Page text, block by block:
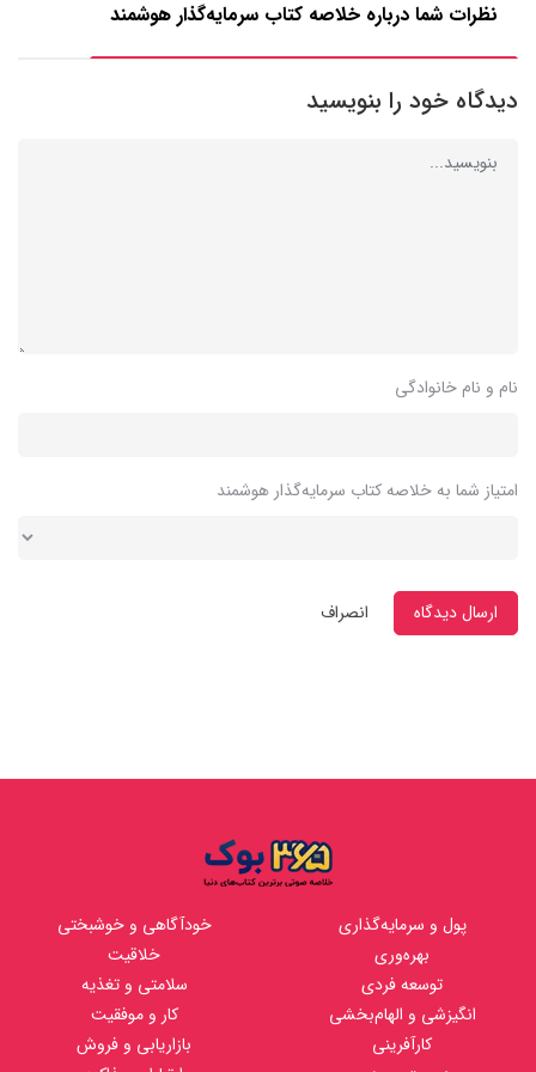
نظرات شما درباره خلاصه کتاب سرمایه‌گذار هوشمند
دیدگاه خود را بنویسید
نام و نام خانوادگی
امتیاز شما به خلاصه کتاب سرمایه‌گذار هوشمند
ارسال دیدگاه انصراف
پول و سرمایه‌گذاری
خودآگاهی و خوشبختی
بهره‌وری
خلاقیت
توسعه فردی
سلامتی و تغذیه
انگیزشی و الهام‌بخشی
کار و موفقیت
کارآفرینی
بازاریابی و فروش